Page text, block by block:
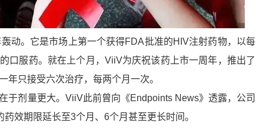
动。 它是市场上第一个获得FDA批准的HIV注射药物， 以每
口服药。就在上个月，ViiV为庆祝该药上市一周年，推出了
年只接受六次治疗，每两个月一次。
于剂量更大。ViiV此前曾向《Endpoints News》透露，公司
药效期限延长至3个月、6个月甚至更长时间。